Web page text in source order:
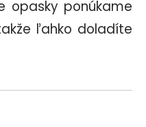
opasky ponúkame
ľahko doladíte